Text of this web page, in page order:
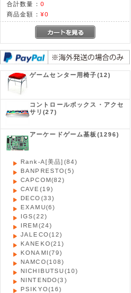
合計数量： 0
商品金額： ¥0
ゲームセンター用椅子(12)
コントロールボックス・アクセ
サリ(27)
アーケードゲーム基板 (1296)
Rank-A[美品] (84)
BANPRESTO(5)
CAPCOM(82)
CAVE (19)
DECO(33)
EXAMU(6)
IGS(22)
IREM(24)
JALECO(12)
KANEKO(21)
KONAMI(79)
NAMCO(108)
NICHIBUTSU(10)
NINTENDO(3)
PSIKYO(16)